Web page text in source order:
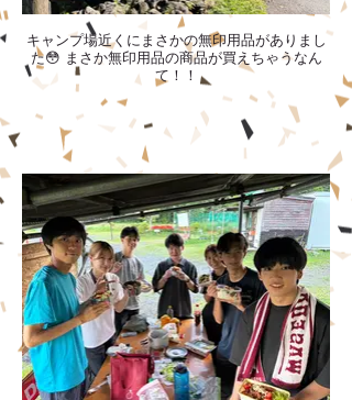
キャンプ場近くにまさかの無印用品がありまし
た😳 まさか無印用品の商品が買えちゃうなん
て！！